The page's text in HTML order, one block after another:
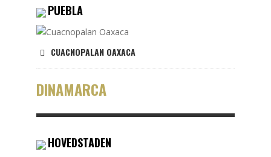
PUEBLA
CUACNOPALAN OAXACA
DINAMARCA
HOVEDSTADEN